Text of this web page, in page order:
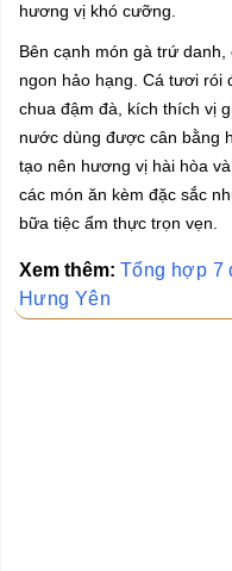
hương vị khó cưỡng.
Bên cạnh món gà trứ
ngon hảo hạng. Cá tươi rói
chua đậm đà, kích thích vị
nước dùng được cân bằng
tạo nên hương vị hài hòa
các món ăn kèm đặc sắc
bữa tiệc ẩm thực trọn vẹn.
Xem thêm: Tổng hợp 7
Hưng Yên